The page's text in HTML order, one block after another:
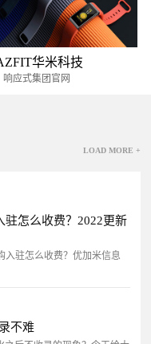
华米科技
响应式集团官网
LOAD MORE +
驻怎么收费？2022更新
入驻怎么收费？优加米信息
不难